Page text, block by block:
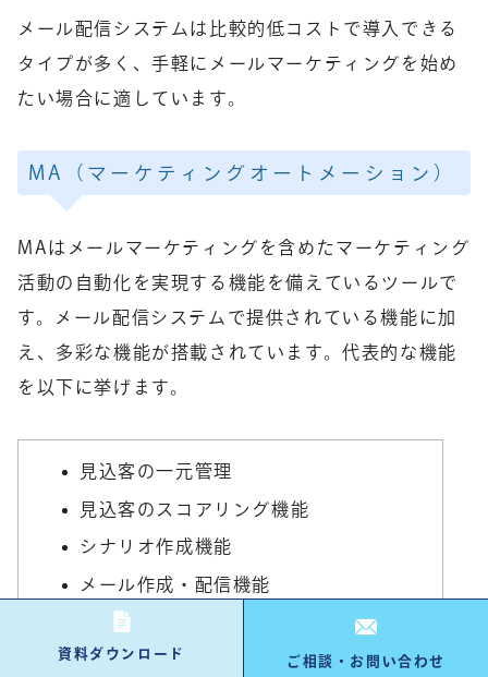
メール配信システムは比較的低コストで導入できる
タイプが多く、手軽にメールマーケティングを始め
たい場合に適しています。
MA（マーケティングオートメーション）
MAはメールマーケティングを含めたマーケティング
活動の自動化を実現する機能を備えているツールで
す。メール配信システムで提供されている機能に加
え、多彩な機能が搭載されています。代表的な機能
を以下に挙げます。
見込客の一元管理
見込客のスコアリング機能
シナリオ作成機能
メール作成・配信機能
ランディングページ・フォーム作成機能
効果測定・分析
資料ダウンロード
ご相談・お問い合わせ